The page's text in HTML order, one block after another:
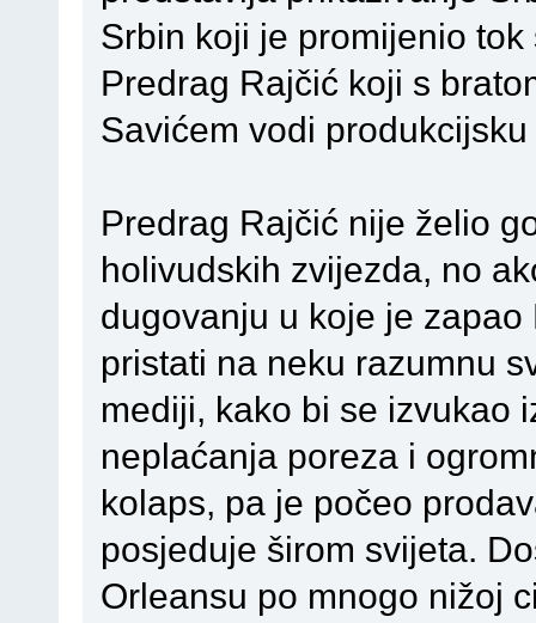
Srbin koji je promijenio
Predrag Rajčić koji s
Savićem vodi
Predrag Rajčić nije želio
holivudskih zvijezda, no
dugovanju u koje je
pristati na neku razumnu
mediji, kako bi se izvukao
neplaćanja poreza i
kolaps, pa je počeo
posjeduje širom svijeta.
Orleansu po mnogo nižoj